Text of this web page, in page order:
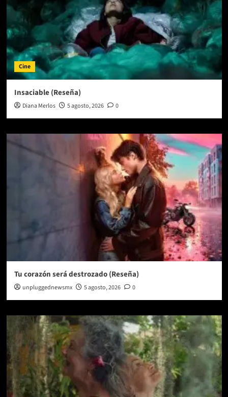
Cine
Insaciable (Reseña)
Diana Merlos 5 agosto, 2026 0
Tu corazón será destrozado (Reseña)
unpluggednewsmx 5 agosto, 2026 0